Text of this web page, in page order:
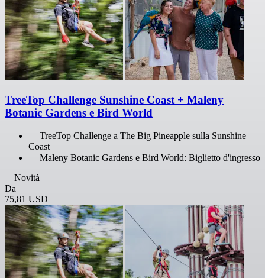
TreeTop Challenge Sunshine Coast + Maleny
Botanic Gardens e Bird World
TreeTop Challenge a The Big Pineapple sulla Sunshine
Coast
Maleny Botanic Gardens e Bird World: Biglietto d'ingresso
Novità
Da
75,81 USD